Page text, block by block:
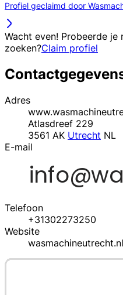
Profiel geclaimd door
Wacht even! Probeerde
zoeken?Claim profiel
Adres
Atlasdreef 229
3561 AK Utrecht NL
E-mail
Telefoon
+31302273250
Website
wasmachineutrecht.nl